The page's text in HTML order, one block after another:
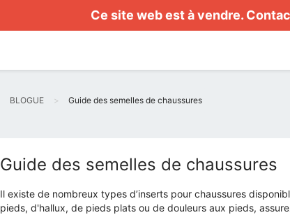
Ce site web est à vendre.
BLOGUE Guide des semelles de chaussures
Guide des semelles de chaussures
Il existe de nombreux types d’inserts pour chaussures
pieds, d'hallux, de pieds plats ou de douleurs aux pieds,